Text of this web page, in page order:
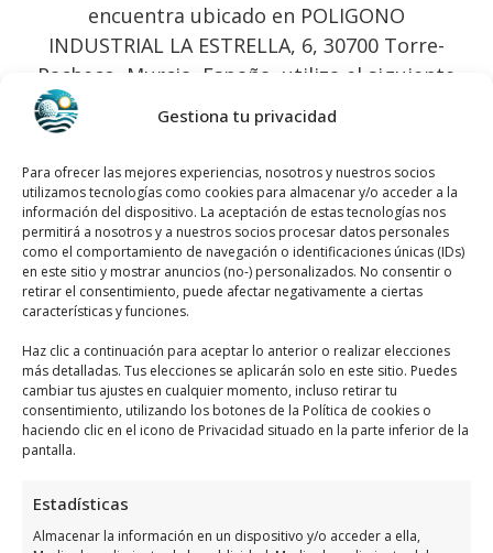
Gestiona tu privacidad
Para ofrecer las mejores experiencias, nosotros y nuestros socios
utilizamos tecnologías como cookies para almacenar y/o acceder a la
información del dispositivo. La aceptación de estas tecnologías nos
permitirá a nosotros y a nuestros socios procesar datos personales
como el comportamiento de navegación o identificaciones únicas (IDs)
en este sitio y mostrar anuncios (no-) personalizados. No consentir o
retirar el consentimiento, puede afectar negativamente a ciertas
características y funciones.
Haz clic a continuación para aceptar lo anterior o realizar elecciones
más detalladas. Tus elecciones se aplicarán solo en este sitio. Puedes
cambiar tus ajustes en cualquier momento, incluso retirar tu
consentimiento, utilizando los botones de la Política de cookies o
haciendo clic en el icono de Privacidad situado en la parte inferior de la
pantalla.
Estadísticas
Almacenar la información en un dispositivo y/o acceder a ella,
encuentra ubicado en POLIGONO
INDUSTRIAL LA ESTRELLA, 6, 30700 Torre-
Pacheco, Murcia, España, utiliza el siguiente
mapa para llegar fácilmente
Haz clic para aceptar márketing cookies y
habilitar este contenido
Exclusivas Alimentarias 1998, S. L.